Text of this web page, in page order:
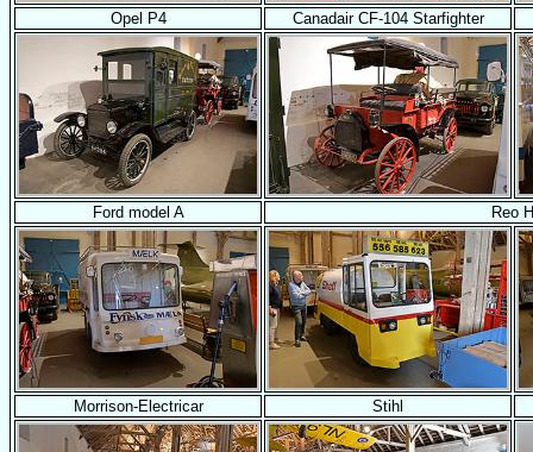
Opel P4 Canadair CF-104 Starfighter
Ford model A Reo H
Morrison-Electricar Stihl